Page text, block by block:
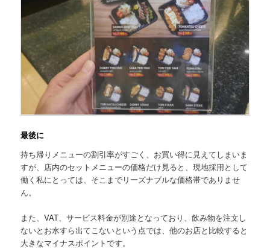
最後に
持ち帰りメニューの割引率がすごく、お買い得に見えてしまいま
すが、店内のセットメニューの価格だけ見ると、現地採用として
働く私にとっては、 そこまでリーズナブルな価格帯でありませ
ん。
また、VAT、サービス料金が別途となっており、飲み物を注文し
ないとお水すら出てこないという点では、他のお店と比較すると
大きなマイナスポイントです。